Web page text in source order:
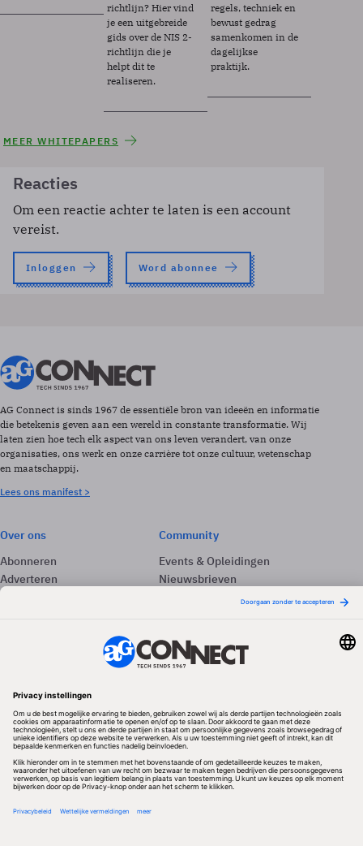
richtlijn? Hier vind
je een uitgebreide
gids over de NIS 2-
richtlijn die je
helpt dit te
realiseren.
regels, techniek en
bewust gedrag
samenkomen in de
dagelijkse
praktijk.
MEER WHITEPAPERS
Reacties
Om een reactie achter te laten is een account
vereist.
Inloggen Word abonnee
AG Connect is sinds 1967 de essentiële bron van ideeën en informatie
die betekenis geven aan een wereld in constante transformatie. Wij
laten zien hoe tech elk aspect van ons leven verandert, van onze
organisaties, ons werk en onze carrière tot onze cultuur, wetenschap
en maatschappij.
Lees ons manifest >
Over ons
Abonneren
Adverteren
Community
Events & Opleidingen
Nieuwsbrieven
Redactionele partner